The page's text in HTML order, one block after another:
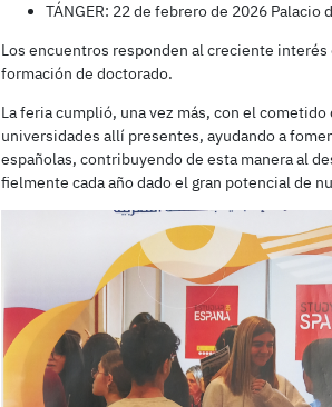
TÁNGER: 22 de febrero de 2026
Los encuentros responden al creciente
formación de doctorado.
La feria cumplió, una vez más, con el
universidades allí presentes, ayudando a
españolas, contribuyendo de esta manera al
fielmente cada año dado el gran potencial de